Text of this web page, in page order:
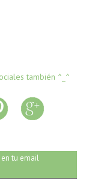
también ^_^
tu email